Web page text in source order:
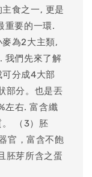
食之一, 更是
重要的一環.
為2大主類,
我們先來了解
分成4大部
部分。也是丟
左右. 富含纖
（3）胚
官，富含不飽
胚芽所含之蛋